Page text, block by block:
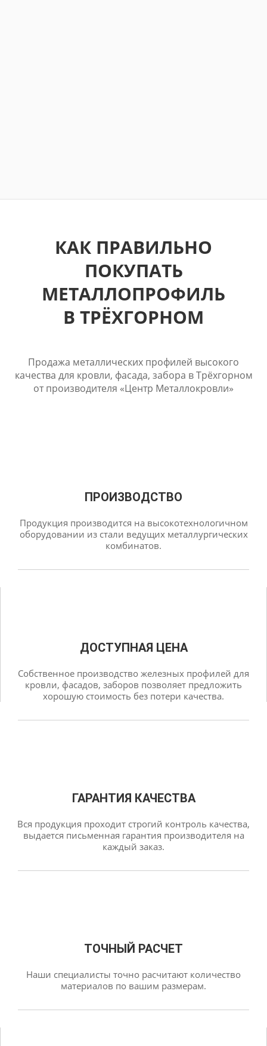
КАК ПРАВИЛЬНО
ПОКУПАТЬ
МЕТАЛЛОПРОФИЛЬ
В ТРЁХГОРНОМ
Продажа металлических профилей высокого
качества для кровли, фасада, забора в Трёхгорном
от производителя «Центр Металлокровли»
ПРОИЗВОДСТВО
Продукция производится на высокотехнологичном
оборудовании из стали ведущих металлургических
комбинатов.
ДОСТУПНАЯ ЦЕНА
Собственное производство железных профилей для
кровли, фасадов, заборов позволяет предложить
хорошую стоимость без потери качества.
ГАРАНТИЯ КАЧЕСТВА
Вся продукция проходит строгий контроль качества,
выдается письменная гарантия производителя на
каждый заказ.
ТОЧНЫЙ РАСЧЕТ
Наши специалисты точно расчитают количество
материалов по вашим размерам.